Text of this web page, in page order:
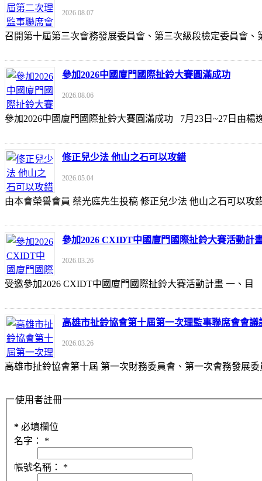
2026.08.07
召開第十屆第三次會務發展委員會、第三次級段檢定委員
參加2026中國廈門國際扯鈴大賽圓滿成功
2026.08.06
參加2026中國廈門國際扯鈴大賽圓滿成功 7月23日~27日由
修正兒少法 他山之石可以攻錯
2026.05.04
由本會榮譽會員 蔡光庭先生投稿 修正兒少法 他山之石可以攻
參加2026 CXIDT中國廈門國際扯鈴大賽活動計
2026.03.26
受邀參加2026 CXIDT中國廈門國際扯鈴大賽活動計畫 一、
高雄市扯鈴協會第十屆第一次理監事聯席會會議
2026.03.26
高雄市扯鈴協會第十屆 第一次財務委員會、第一次會務發展
使用者註冊
* 必填欄位
名字：
*
帳號名稱： *